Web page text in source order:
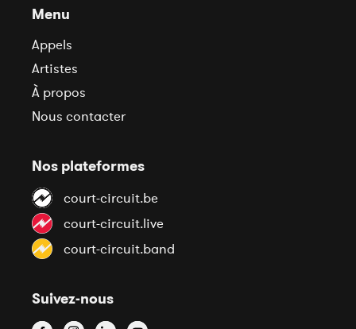
Menu
Appels
Artistes
À propos
Nous contacter
Nos plateformes
court-circuit.be
court-circuit.live
court-circuit.band
Suivez-nous